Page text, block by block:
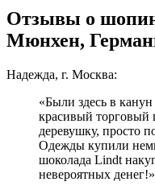
Отзывы о
Мюнхен,
Надежда, г. Москва:
«Были здесь в
красивый торговый
деревушку, просто
Одежды купили
шоколада Lindt
невероятных денег!»